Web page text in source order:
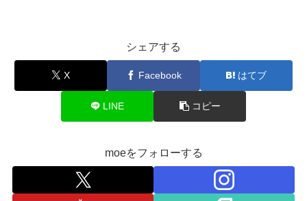
シェアする
X Facebook はてブ
LINE コピー
moeをフォローする